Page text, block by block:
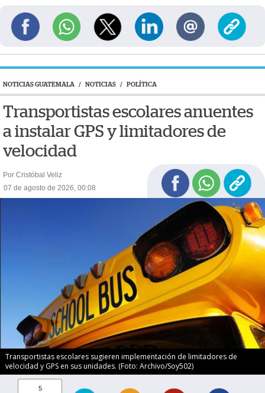
NOTICIAS GUATEMALA / NOTICIAS / POLÍTICA
Transportistas escolares anuentes
a instalar GPS y limitadores de
velocidad
Por Cristóbal Veliz
07 de agosto de 2026, 00:08
Transportistas escolares sugieren implementación de limitadores de
velocidad y GPS en sus unidades. (Foto: Archivo/Soy502)
5